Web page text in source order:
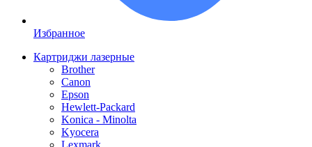
Избранное
Картриджи лазерные
Brother
Canon
Epson
Hewlett-Packard
Konica - Minolta
Kyocera
Lexmark